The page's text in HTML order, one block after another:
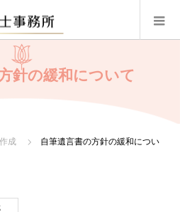
針の緩和について
成
自筆遺言書の方針の緩和につい